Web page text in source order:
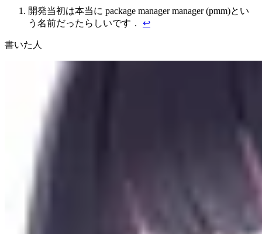
開発当初は本当に package manager manager (pmm)とい
う名前だったらしいです． ↩︎
書いた人